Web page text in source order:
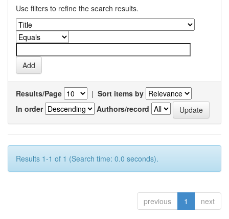
Use filters to refine the search results.
Results/Page | Sort items by
In order
Authors/record
Results 1-1 of 1 (Search time: 0.0 seconds).
previous 1 next